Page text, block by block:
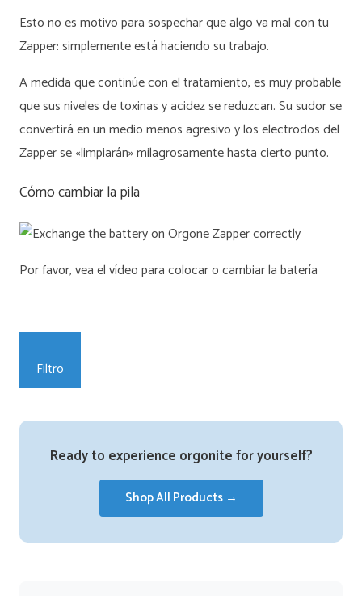
Esto no es motivo para sospechar que algo va mal con tu
Zapper: simplemente está haciendo su trabajo.
A medida que continúe con el tratamiento, es muy probable
que sus niveles de toxinas y acidez se reduzcan. Su sudor se
convertirá en un medio menos agresivo y los electrodos del
Zapper se «limpiarán» milagrosamente hasta cierto punto.
Cómo cambiar la pila
Por favor, vea el vídeo para colocar o cambiar la batería
Filtro
Ready to experience orgonite for yourself?
Shop All Products →